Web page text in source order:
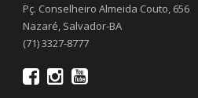
Pç. Conselheiro Almeida Couto, 656
Nazaré, Salvador-BA
(71) 3327-8777